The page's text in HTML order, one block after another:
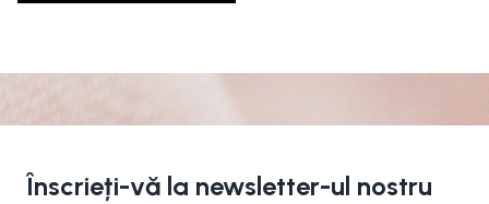
Înscrieți-vă la newsletter-ul nostru